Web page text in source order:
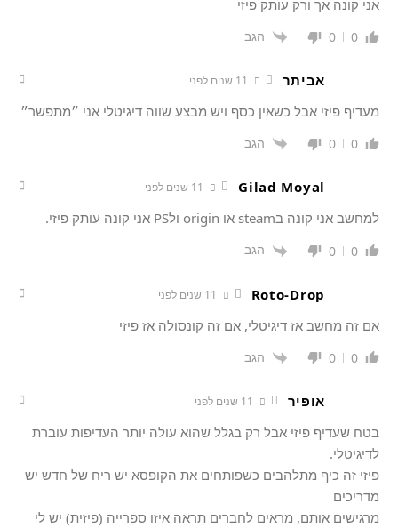
אני קונה אך ורק עותק פיזי
0
0 הגב
אביתר
מעדיף פיזי אבל כשאין כסף ויש מבצע שווה דיגיטלי אני ״מתפשר״
0
0 הגב
Gilad Moyal
למחשב אני קונה בsteam או origin ולPS אני קונה עותק פיזי.
0
0 הגב
Roto-Drop
אם זה מחשב אז דיגיטלי, אם זה קונסולה אז פיזי
0
0 הגב
אופיר
בטח שעדיף פיזי אבל רק בגלל שהוא עולה יותר העדיפות עוברת
לדיגיטלי.
פיזי זה כיף מתלהבים כשפותחים את הקופסא יש ריח של חדש יש
מדריכים
מרגישים אותם, מראים לחברים תראה איזו ספרייה (פיזית) יש לי